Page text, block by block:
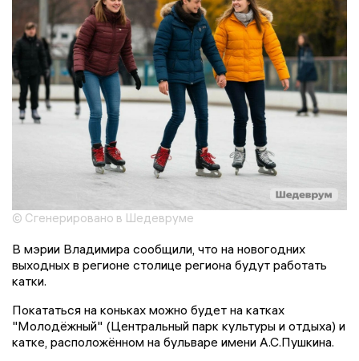
© Сгенерировано в Шедевруме
В мэрии Владимира сообщили, что на новогодних
выходных в регионе столице региона будут работать
катки.
Покататься на коньках можно будет на катках
"Молодёжный" (Центральный парк культуры и отдыха) и
катке, расположённом на бульваре имени А.С.Пушкина.